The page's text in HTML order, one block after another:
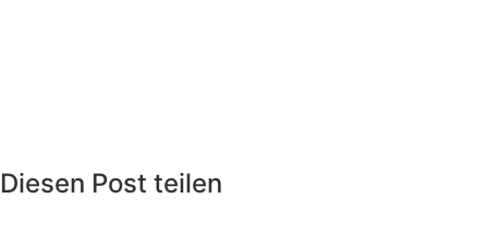
Diesen Post teilen